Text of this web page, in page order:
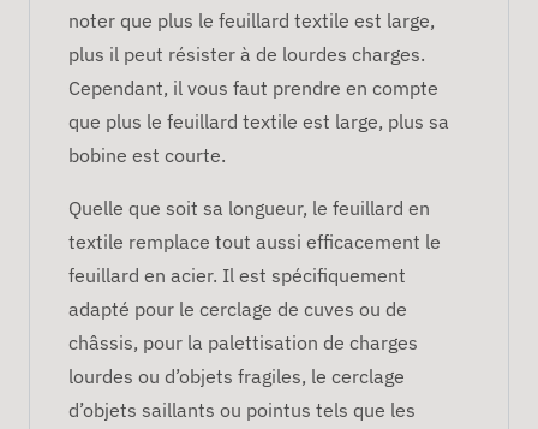
noter que plus le feuillard textile est large,
plus il peut résister à de lourdes charges.
Cependant, il vous faut prendre en compte
que plus le feuillard textile est large, plus sa
bobine est courte.
Quelle que soit sa longueur, le feuillard en
textile remplace tout aussi efficacement le
feuillard en acier. Il est spécifiquement
adapté pour le cerclage de cuves ou de
châssis, pour la palettisation de charges
lourdes ou d’objets fragiles, le cerclage
d’objets saillants ou pointus tels que les